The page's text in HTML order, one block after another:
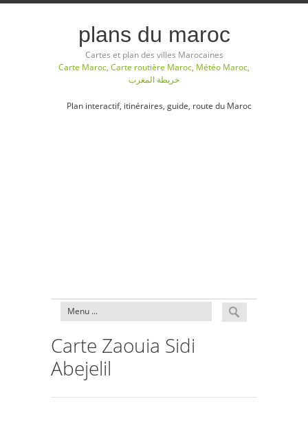
plans du maroc
Cartes et plan des villes Marocaines
Carte Maroc, Carte routière Maroc, Météo Maroc,
خريطة المغرب
Plan interactif, itinéraires, guide, route du Maroc
Carte Zaouia Sidi
Abejelil